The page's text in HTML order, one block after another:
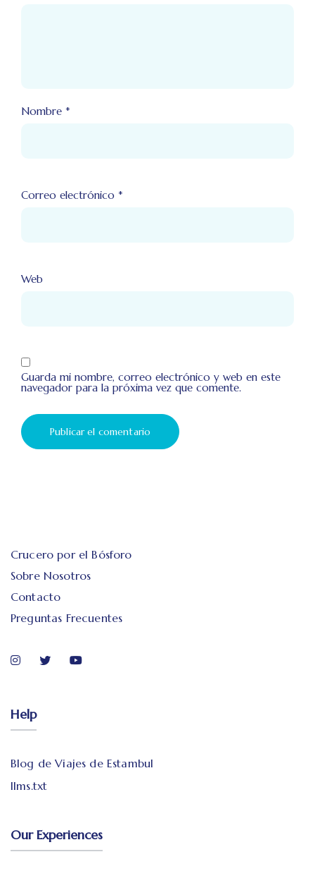
Nombre *
Correo electrónico *
Web
Guarda mi nombre, correo electrónico y web en este
navegador para la próxima vez que comente.
Crucero por el Bósforo
Sobre Nosotros
Contacto
Preguntas Frecuentes
Help
Blog de Viajes de Estambul
llms.txt
Our Experiences